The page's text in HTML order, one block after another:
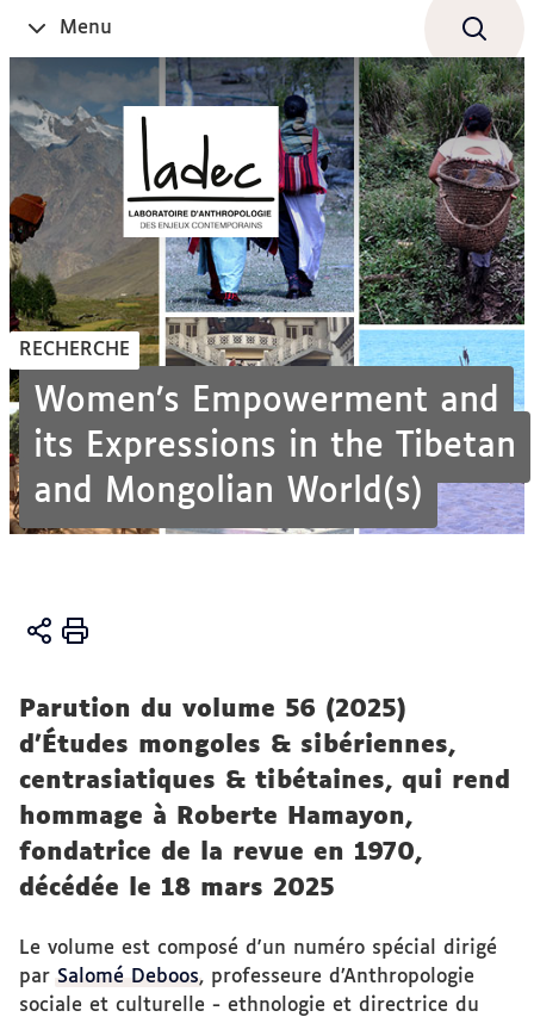
contenu
Ouvrir
le
Menu
RECHERCHE
Women’s Empowerment and
its Expressions in the Tibetan
and Mongolian World(s)
Vous
Accueil
Publications
Parution du volume 56 (2025)
d’Études mongoles & sibériennes,
centrasiatiques & tibétaines, qui rend
hommage à Roberte Hamayon,
fondatrice de la revue en 1970,
décédée le 18 mars 2025
Le volume est composé d'un numéro spécial dirigé
par Salomé Deboos, professeure d’Anthropologie
sociale et culturelle - ethnologie et directrice du